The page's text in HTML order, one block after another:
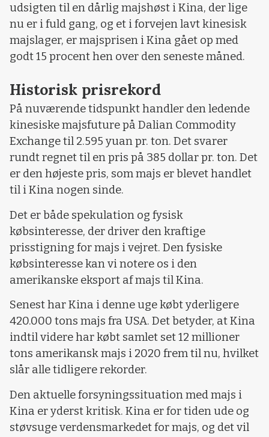
udsigten til en dårlig majshøst i Kina, der lige
nu er i fuld gang, og et i forvejen lavt kinesisk
majslager, er majsprisen i Kina gået op med
godt 15 procent hen over den seneste måned.
Historisk prisrekord
På nuværende tidspunkt handler den ledende
kinesiske majsfuture på Dalian Commodity
Exchange til 2.595 yuan pr. ton. Det svarer
rundt regnet til en pris på 385 dollar pr. ton. Det
er den højeste pris, som majs er blevet handlet
til i Kina nogen sinde.
Det er både spekulation og fysisk
købsinteresse, der driver den kraftige
prisstigning for majs i vejret. Den fysiske
købsinteresse kan vi notere os i den
amerikanske eksport af majs til Kina.
Senest har Kina i denne uge købt yderligere
420.000 tons majs fra USA. Det betyder, at Kina
indtil videre har købt samlet set 12 millioner
tons amerikansk majs i 2020 frem til nu, hvilket
slår alle tidligere rekorder.
Den aktuelle forsyningssituation med majs i
Kina er yderst kritisk. Kina er for tiden ude og
støvsuge verdensmarkedet for majs, og det vil